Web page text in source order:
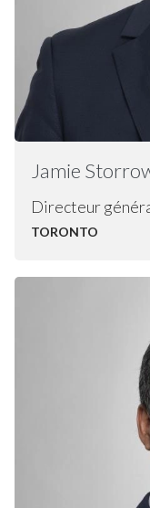
Jamie
Directeur
TORONTO